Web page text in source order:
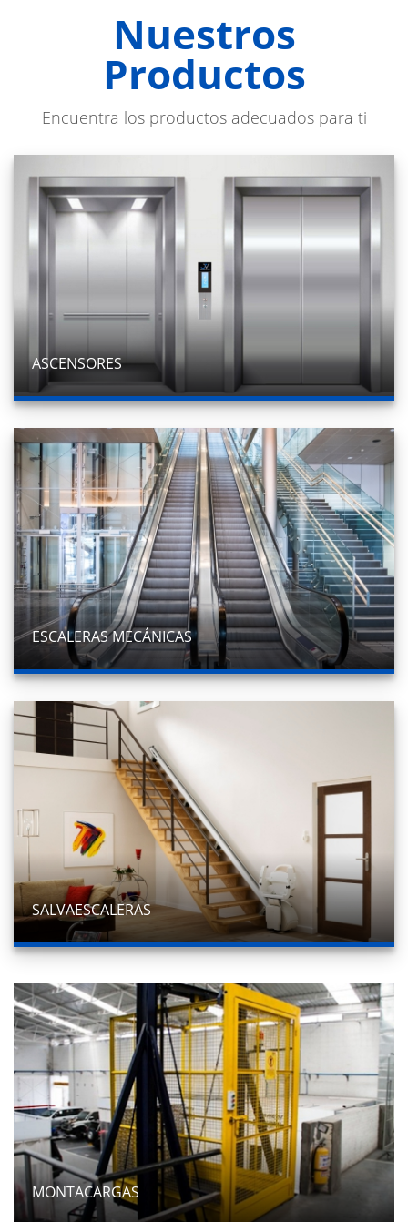
Nuestros
Productos
Encuentra los productos adecuados para ti
ASCENSORES
ESCALERAS MECÁNICAS
SALVAESCALERAS
MONTACARGAS